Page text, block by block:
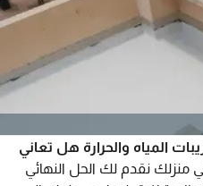
المياه والحرارة هل تعاني
منزلك نقدم لك الحل النهائي